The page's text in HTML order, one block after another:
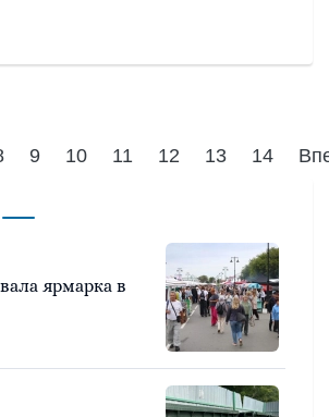
Андреем Малашенко
19 века местный храм. К
образ святителя Модеста.
9 10 11 12 13 14
ярмарка в